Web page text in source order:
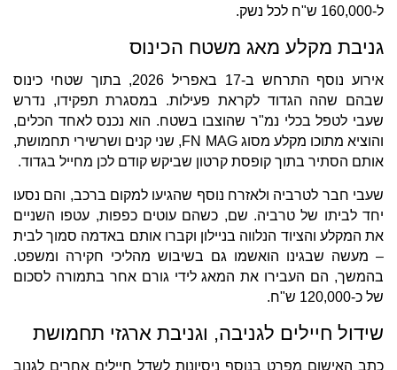
ל-160,000 ש"ח לכל נשק.
גניבת מקלע מאג משטח הכינוס
אירוע נוסף התרחש ב-17 באפריל 2026, בתוך שטחי כינוס
שבהם שהה הגדוד לקראת פעילות. במסגרת תפקידו, נדרש
שעבי לטפל בכלי נמ"ר שהוצבו בשטח. הוא נכנס לאחד הכלים,
והוציא מתוכו מקלע מסוג FN MAG, שני קנים ושרשירי תחמושת,
אותם הסתיר בתוך קופסת קרטון שביקש קודם לכן מחייל בגדוד.
שעבי חבר לטרביה ולאזרח נוסף שהגיעו למקום ברכב, והם נסעו
יחד לביתו של טרביה. שם, כשהם עוטים כפפות, עטפו השניים
את המקלע והציוד הנלווה בניילון וקברו אותם באדמה סמוך לבית
– מעשה שבגינו הואשמו גם בשיבוש מהליכי חקירה ומשפט.
בהמשך, הם העבירו את המאג לידי גורם אחר בתמורה לסכום
של כ-120,000 ש"ח.
שידול חיילים לגניבה, וגניבת ארגזי תחמושת
כתב האישום מפרט בנוסף ניסיונות לשדל חיילים אחרים לגנוב